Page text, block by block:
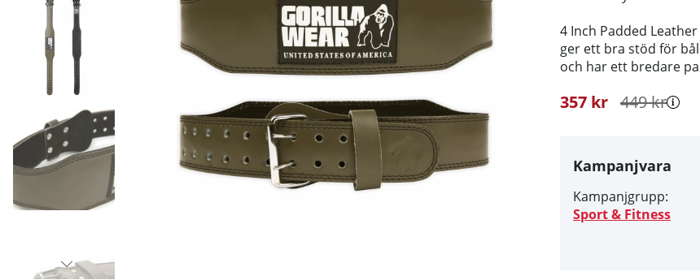
4 Inch Padded
ger ett bra stöd för
och har ett bredare
449kr
357 kr
Kampanjvara
Kampanjgrupp:
Sport & Fitness